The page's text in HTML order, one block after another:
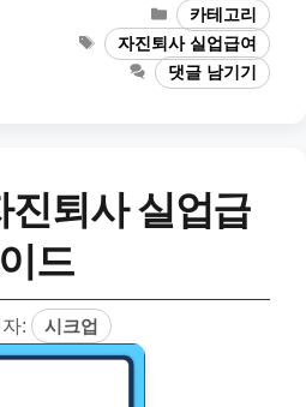
카
테
고
리
카테고리
태
그
자진퇴사 실업급여
댓글 남기기
진퇴사 실업급
드
: 시크업